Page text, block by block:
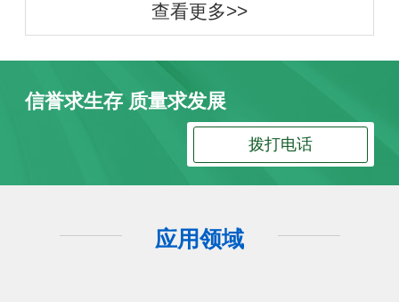
查看更多>>
信誉求生存 质量求发展
拨打电话
应用领域